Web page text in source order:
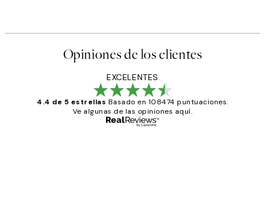
Opiniones de los clientes
EXCELENTES
4.4 de 5 estrellas Basado en 108474 puntuaciones.
Ve algunas de las opiniones aquí.